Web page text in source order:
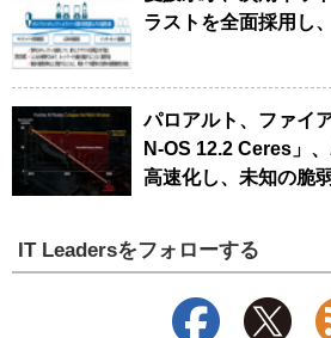
ラストを全面採用し
パロアルト、ファイ
N-OS 12.2 Ceres」
高速化し、未知の脆
IT Leadersをフォローする